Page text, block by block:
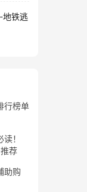
地铁逃
行榜单
！
荐
助购